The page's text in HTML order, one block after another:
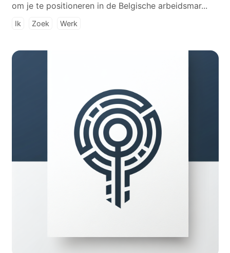
om je te positioneren in de Belgische arbeidsmar...
Ik Zoek Werk